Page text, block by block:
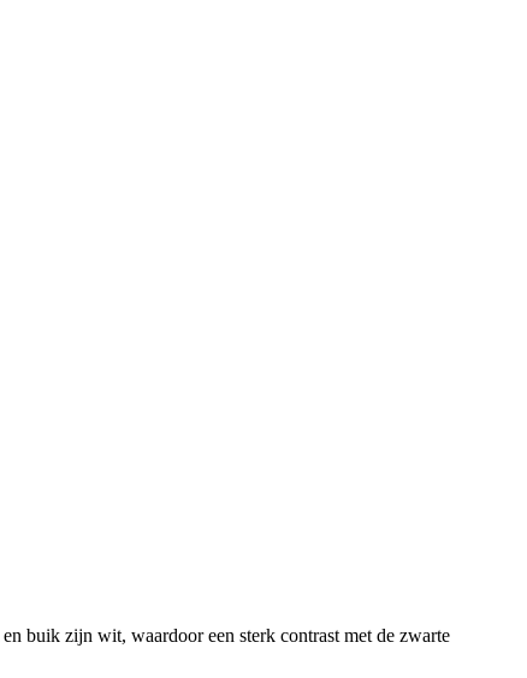
buik zijn wit, waardoor een sterk contrast met de zwarte